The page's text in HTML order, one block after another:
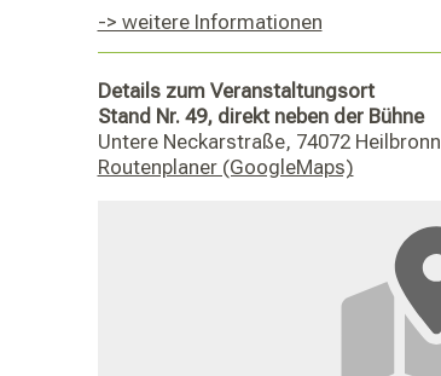
-> weitere Informationen
Details zum Veranstaltungsort
Stand Nr. 49, direkt neben der Bühne
Untere Neckarstraße, 74072 Heilbronn
Routenplaner (GoogleMaps)